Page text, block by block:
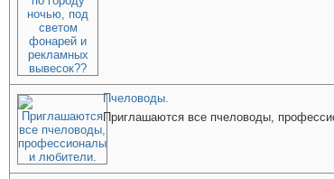
Пчеловоды.
Приглашаются все пчеловоды,